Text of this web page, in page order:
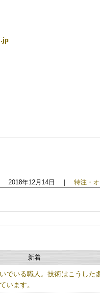
2018年12月14日 ｜ 特注・
新着
でいる職人。技術はこうした
います。